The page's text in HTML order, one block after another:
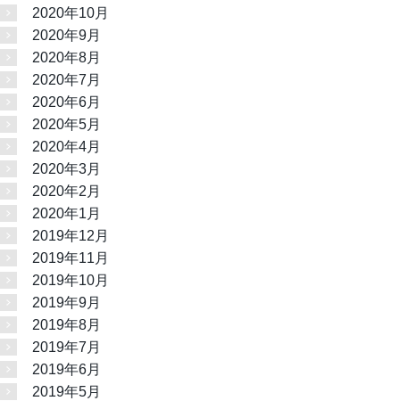
2020年10月
2020年9月
2020年8月
2020年7月
2020年6月
2020年5月
2020年4月
2020年3月
2020年2月
2020年1月
2019年12月
2019年11月
2019年10月
2019年9月
2019年8月
2019年7月
2019年6月
2019年5月